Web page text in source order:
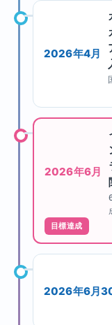
2026年4月
2026年6月
目標達成
2026年6月